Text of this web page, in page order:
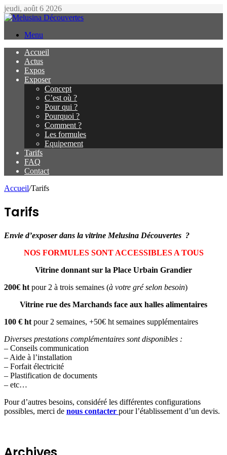
jeudi, août 6 2026
Menu
Accueil
Actus
Expos
Exposer
Concept
C’est où ?
Pour qui ?
Pourquoi ?
Comment ?
Les formules
Equipement
Tarifs
FAQ
Contact
Accueil/Tarifs
Tarifs
Envie d’exposer dans la vitrine Melusina Découvertes ?
NOS FORMULES SONT ACCESSIBLES A TOUS
Vitrine donnant sur la Place Urbain Grandier
200€ ht pour 2 à trois semaines (à votre gré selon besoin)
Vitrine rue des Marchands face aux halles alimentaires
100 € ht pour 2 semaines, +50€ ht semaines supplémentaires
Diverses prestations complémentaires sont disponibles :
– Conseils communication
– Aide à l’installation
– Forfait électricité
– Plastification de documents
– etc…
Pour d’autres besoins, considéré les différentes configurations
possibles, merci de nous contacter pour l’établissement d’un devis.